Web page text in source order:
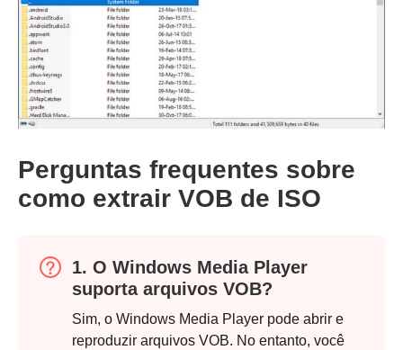
Passo 2.
Perguntas frequentes sobre
como extrair VOB de ISO
1. O Windows Media Player
suporta arquivos VOB?
Sim, o Windows Media Player pode abrir e
reproduzir arquivos VOB. No entanto, você